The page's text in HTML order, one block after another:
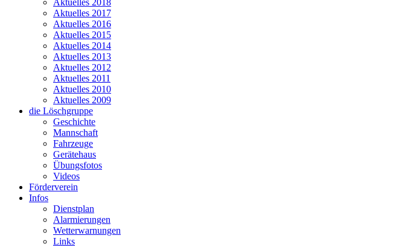
Aktuelles 2018
Aktuelles 2017
Aktuelles 2016
Aktuelles 2015
Aktuelles 2014
Aktuelles 2013
Aktuelles 2012
Aktuelles 2011
Aktuelles 2010
Aktuelles 2009
die Löschgruppe
Geschichte
Mannschaft
Fahrzeuge
Gerätehaus
Übungsfotos
Videos
Förderverein
Infos
Dienstplan
Alarmierungen
Wetterwarnungen
Links